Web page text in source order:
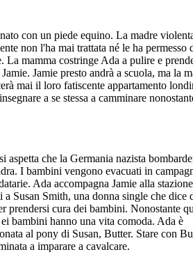
con un piede equino. La madre
non l'ha mai trattata né le ha permesso
La mamma costringe Ada a pulire e
Jamie presto andrà a scuola, ma la
mai il loro fatiscente appartamento
a se stessa a camminare
aspetta che la Germania nazista
I bambini vengono evacuati in
Ada accompagna Jamie alla
Susan Smith, una donna single che dice
prendersi cura dei bambini. Nonostante
bambini hanno una vita comoda. Ada è
al pony di Susan, Butter. Stare con
a imparare a cavalcare.